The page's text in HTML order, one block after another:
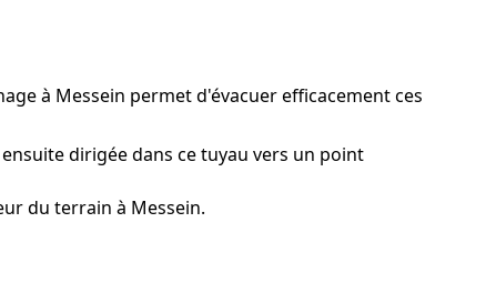
à Messein permet d'évacuer efficacement ces
dirigée dans ce tuyau vers un point
du terrain à Messein.